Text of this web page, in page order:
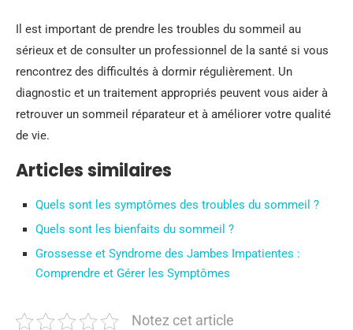
Il est important de prendre les troubles du sommeil au
sérieux et de consulter un professionnel de la santé si vous
rencontrez des difficultés à dormir régulièrement. Un
diagnostic et un traitement appropriés peuvent vous aider à
retrouver un sommeil réparateur et à améliorer votre qualité
de vie.
Articles similaires
Quels sont les symptômes des troubles du sommeil ?
Quels sont les bienfaits du sommeil ?
Grossesse et Syndrome des Jambes Impatientes :
Comprendre et Gérer les Symptômes
Notez cet article